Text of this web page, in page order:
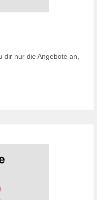
dir nur die Angebote an,